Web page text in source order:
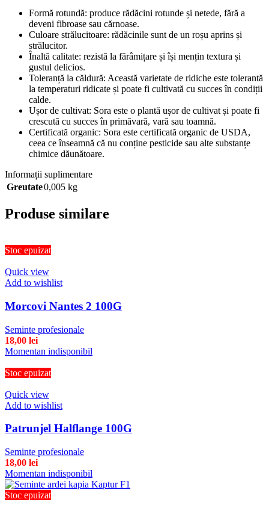
Formă rotundă: produce rădăcini rotunde și netede, fără a
deveni fibroase sau cărnoase.
Culoare strălucitoare: rădăcinile sunt de un roșu aprins și
strălucitor.
Înaltă calitate: rezistă la fărâmițare și își mențin textura și
gustul delicios.
Toleranță la căldură: Această varietate de ridiche este tolerantă
la temperaturi ridicate și poate fi cultivată cu succes în condiții
calde.
Ușor de cultivat: Sora este o plantă ușor de cultivat și poate fi
crescută cu succes în primăvară, vară sau toamnă.
Certificată organic: Sora este certificată organic de USDA,
ceea ce înseamnă că nu conține pesticide sau alte substanțe
chimice dăunătoare.
Informații suplimentare
Greutate0,005 kg
Produse similare
Stoc epuizat
Quick view
Add to wishlist
Morcovi Nantes 2 100G
Seminte profesionale
18,00 lei
Momentan indisponibil
Stoc epuizat
Quick view
Add to wishlist
Patrunjel Halflange 100G
Seminte profesionale
18,00 lei
Momentan indisponibil
Stoc epuizat